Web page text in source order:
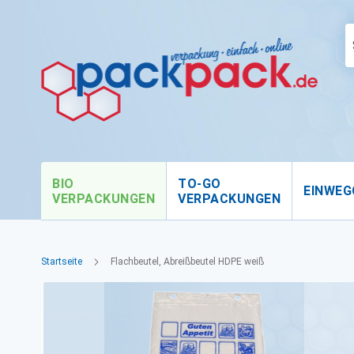
BIO
VERPACKUNGEN
TO-GO
VERPACKUNGEN
Startseite Flachbeutel, Abreißbeutel HDPE weiß